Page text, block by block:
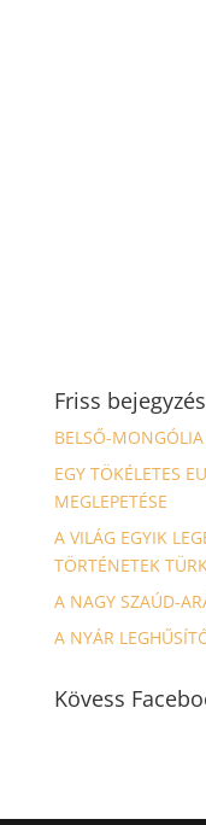
Friss
BELSŐ-MONGÓLIA
EGY TÖKÉLETES
MEGLEPETÉSE
A VILÁG EGYIK
TÖRTÉNETEK
A NAGY SZAÚD-
A NYÁR
Kövess